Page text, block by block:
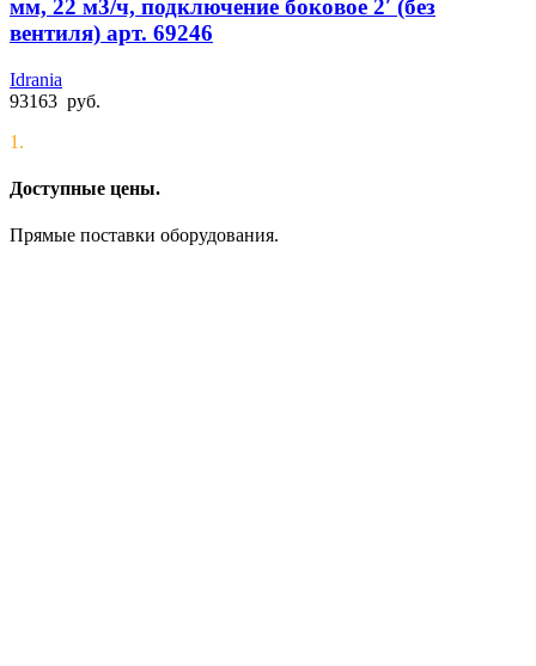
мм, 22 м3/ч, подключение боковое 2′ (без
вентиля) арт. 69246
Idrania
93163 руб.
1.
Доступные цены.
Прямые поставки оборудования.